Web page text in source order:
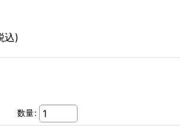
込)
数量: